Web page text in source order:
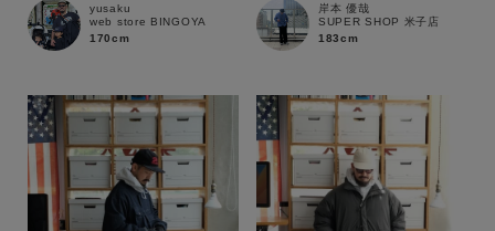
在庫あり 在庫なし含む
yusaku
web store BINGOYA
170cm
岸本 優哉
SUPER SHOP 米子店
183cm